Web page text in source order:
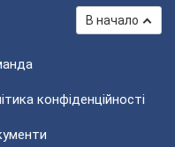
В начало
конфіденційності